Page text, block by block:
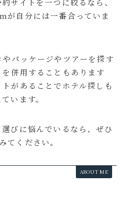
サイトを一つに絞るなら、
自分には一番合っていま
パッケージやツアーを探す
併用することもあります
があることでホテル探しも
います。
びに悩んでいるなら、ぜひ
ください。
ABOUT ME